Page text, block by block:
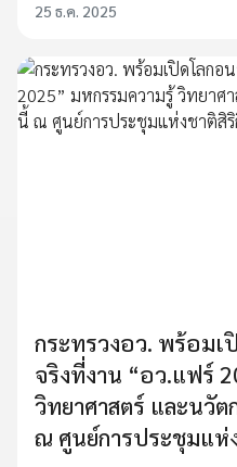
25 ธ.ค. 2025
กระทรวงอว. พร้อมเ
จริงที่งาน “อว.แฟร์
วิทยาศาสตร์ และนวั
ณ ศูนย์การประชุมแห่